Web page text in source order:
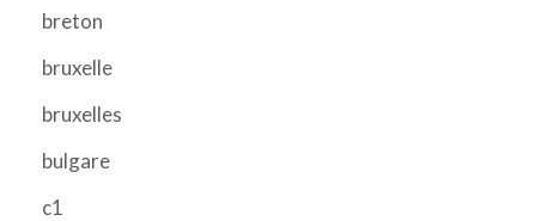
breton
bruxelle
bruxelles
bulgare
c1